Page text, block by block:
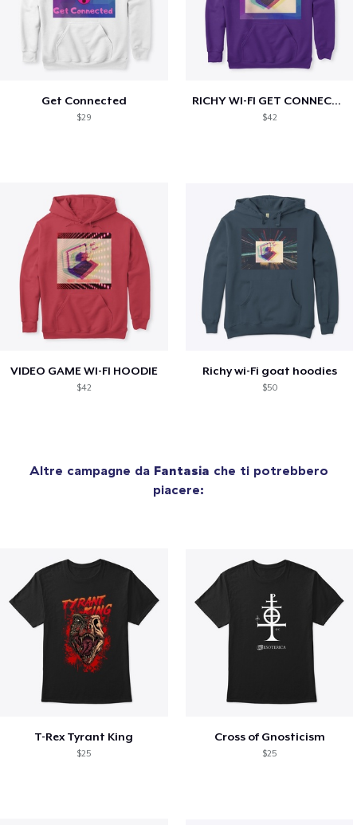
Get Connected
$29
RICHY WI-FI GET CONNECTED
$42
VIDEO GAME WI-FI HOODIE
$42
Richy wi-Fi goat hoodies
$50
Altre campagne da Fantasia che ti potrebbero
piacere:
T-Rex Tyrant King
$25
Cross of Gnosticism
$25